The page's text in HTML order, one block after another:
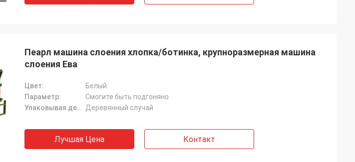
Пеарл машина слоения хлопка/ботинка, крупноразмерная машина
слоения Ева
Цвет:
Белый
Параметр:
Смогите быть подгоняно
Упаковывая детали: Деревянный случай
Лучшая Цена Контакт